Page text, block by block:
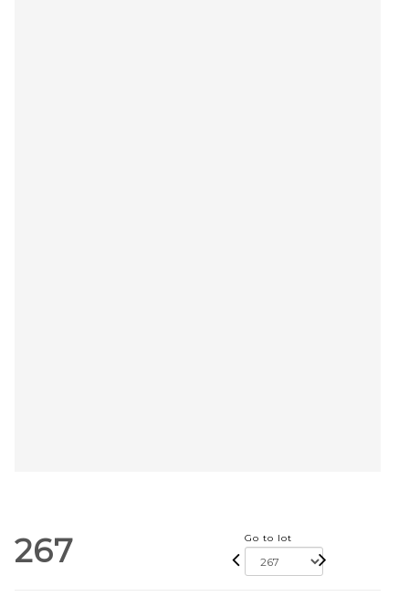
267 Go to lot